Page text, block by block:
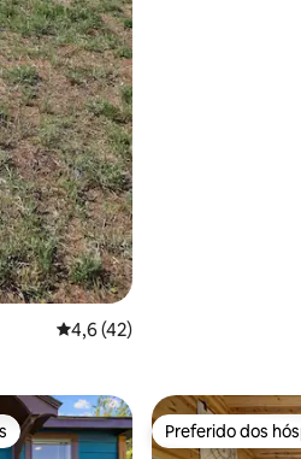
4,6 de uma avaliação média
4,6 (42)
dos hóspedes Preferido dos
Preferido dos